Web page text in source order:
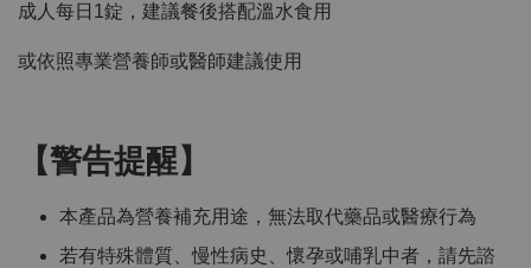
成人每日1錠，建議餐後搭配溫水食用
或依照專業營養師或醫師建議使用
【警告提醒】
本產品為營養補充用途，無法取代藥品或醫療行為
若有特殊體質、慢性病史、懷孕或哺乳中者，請先諮